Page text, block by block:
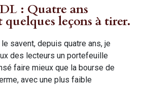
: Quatre ans
quelques leçons à tirer.
savent, depuis quatre ans, je
des lecteurs un portefeuille
faire mieux que la bourse de
avec une plus faible